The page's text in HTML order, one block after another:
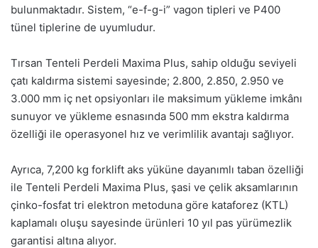
bulunmaktadır. Sistem, “e-f-g-i” vagon tipleri ve P400
tünel tiplerine de uyumludur.
Tırsan Tenteli Perdeli Maxima Plus, sahip olduğu seviyeli
çatı kaldırma sistemi sayesinde; 2.800, 2.850, 2.950 ve
3.000 mm iç net opsiyonları ile maksimum yükleme imkânı
sunuyor ve yükleme esnasında 500 mm ekstra kaldırma
özelliği ile operasyonel hız ve verimlilik avantajı sağlıyor.
Ayrıca, 7,200 kg forklift aks yüküne dayanımlı taban özelliği
ile Tenteli Perdeli Maxima Plus, şasi ve çelik aksamlarının
çinko-fosfat tri elektron metoduna göre kataforez (KTL)
kaplamalı oluşu sayesinde ürünleri 10 yıl pas yürümezlik
garantisi altına alıyor.